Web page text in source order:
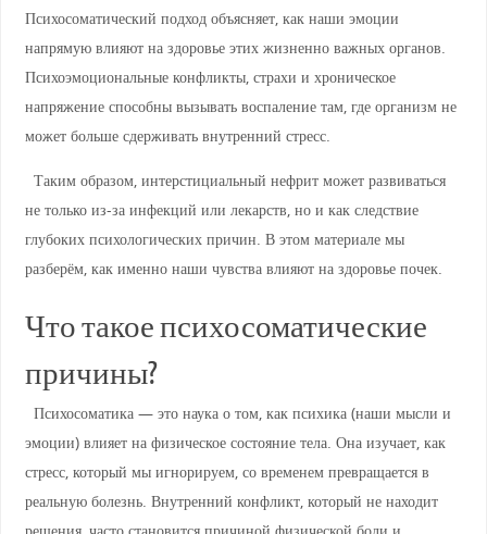
Психосоматический подход объясняет, как наши эмоции
напрямую влияют на здоровье этих жизненно важных органов.
Психоэмоциональные конфликты, страхи и хроническое
напряжение способны вызывать воспаление там, где организм не
может больше сдерживать внутренний стресс.
Таким образом, интерстициальный нефрит может развиваться
не только из-за инфекций или лекарств, но и как следствие
глубоких психологических причин. В этом материале мы
разберём, как именно наши чувства влияют на здоровье почек.
Что такое психосоматические
причины?
Психосоматика — это наука о том, как психика (наши мысли и
эмоции) влияет на физическое состояние тела. Она изучает, как
стресс, который мы игнорируем, со временем превращается в
реальную болезнь. Внутренний конфликт, который не находит